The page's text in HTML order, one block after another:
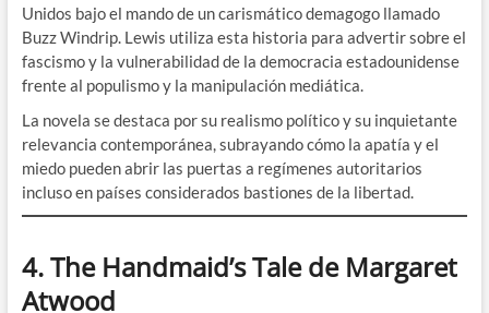
Unidos bajo el mando de un carismático demagogo llamado
Buzz Windrip. Lewis utiliza esta historia para advertir sobre el
fascismo y la vulnerabilidad de la democracia estadounidense
frente al populismo y la manipulación mediática.
La novela se destaca por su realismo político y su inquietante
relevancia contemporánea, subrayando cómo la apatía y el
miedo pueden abrir las puertas a regímenes autoritarios
incluso en países considerados bastiones de la libertad.
4. The Handmaid’s Tale de Margaret
Atwood